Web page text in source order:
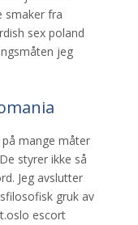
smaker fra
sex poland
jeg
på mange måter
styrer ikke så
Jeg avslutter
gruk av
escort